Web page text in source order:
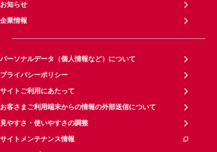
お知らせ
企業情報
パーソナルデータ（個人情報など）について
プライバシーポリシー
サイトご利用にあたって
お客さまご利用端末からの情報の外部送信について
見やすさ・使いやすさの調整
サイトメンテナンス情報